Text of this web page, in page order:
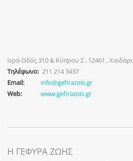
Ιερά Οδός 310 & Κύπρου 2 , 12461 , Χαιδάρι
Τηλέφωνο:211 214 3437
Email:
info@gefirazois.gr
Web:
www.gefirazois.gr
Η ΓΕΦΥΡΑ ΖΩΗΣ